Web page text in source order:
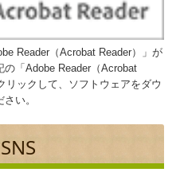
担当制）
Reader（Acrobat Reader）」が
「Adobe Reader（Acrobat
リックして、ソフトウェアをダウ
い。